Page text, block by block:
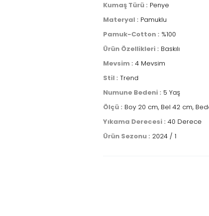
Kumaş Türü : Penye
Materyal : Pamuklu
Pamuk-Cotton : %100
Ürün Özellikleri : Baskılı
Mevsim : 4 Mevsim
Stil : Trend
Numune Bedeni : 5 Yaş
Ölçü : Boy 20 cm, Bel 42 cm,
Yıkama Derecesi : 40 Derece
Ürün Sezonu : 2024 / 1